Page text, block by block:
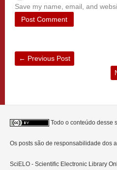
Save my name, email, and
← Previous Post
Todo o conteúdo desse
Os posts são de responsabilidade dos
SciELO - Scientific Electronic Library